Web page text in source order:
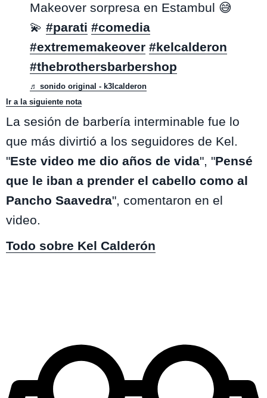
Makeover sorpresa en Estambul 😅
💫 #parati #comedia
#extrememakeover #kelcalderon
#thebrothersbarbershop
♬ sonido original - k3lcalderon
Ir a la siguiente nota
La sesión de barbería interminable fue lo
que más divirtió a los seguidores de Kel.
"Este video me dio años de vida", "Pensé
que le iban a prender el cabello como al
Pancho Saavedra", comentaron en el
video.
Todo sobre Kel Calderón